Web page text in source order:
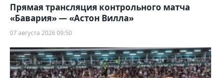
Прямая трансляция контрольного матча
«Бавария» — «Астон Вилла»
07 августа 2026 09:50